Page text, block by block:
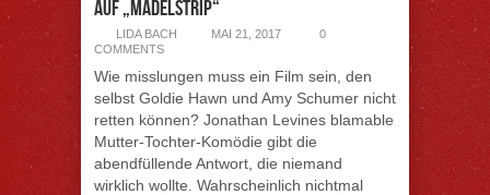
auf „Mädelstrip“
LIDA BACH MAI 21, 2017
0
COMMENTS
Wie misslungen muss ein Film sein, den
selbst Goldie Hawn und Amy Schumer nicht
retten können? Jonathan Levines blamable
Mutter-Tochter-Komödie gibt die
abendfüllende Antwort, die niemand
wirklich wollte. Wahrscheinlich nichtmal